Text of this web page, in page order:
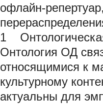
офлайн-
1
Онтология ОД
относящимися к
культурному
актуальны для